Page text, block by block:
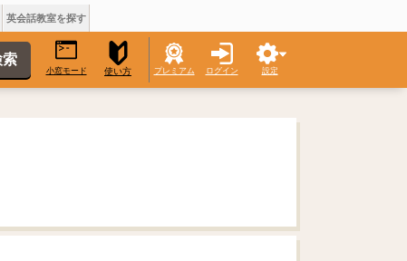
英会話教室を探す
小窓モード 使い方 プレミアム ログイン 設定